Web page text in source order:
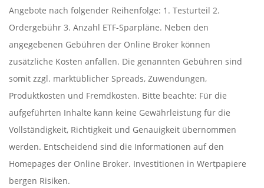
Angebote nach folgender Reihenfolge: 1. Testurteil 2.
Ordergebühr 3. Anzahl ETF-Sparpläne. Neben den
angegebenen Gebühren der Online Broker können
zusätzliche Kosten anfallen. Die genannten Gebühren sind
somit zzgl. marktüblicher Spreads, Zuwendungen,
Produktkosten und Fremdkosten. Bitte beachte: Für die
aufgeführten Inhalte kann keine Gewährleistung für die
Vollständigkeit, Richtigkeit und Genauigkeit übernommen
werden. Entscheidend sind die Informationen auf den
Homepages der Online Broker. Investitionen in Wertpapiere
bergen Risiken.